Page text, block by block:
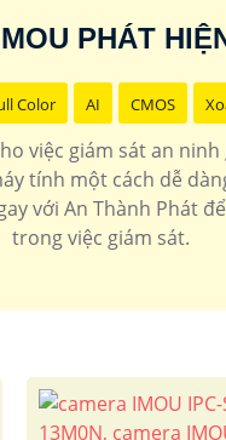
PHÁT
Color AI CMOS
việc giám sát an
tính một cách dễ
với An Thành Phát
trong việc giám sát.